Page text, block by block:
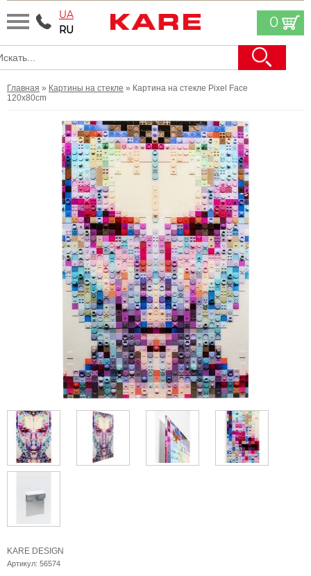
UA
RU
0
Главная » Картины на стекле » Картина на стекле Pixel Face
120x80cm
KARE DESIGN
Артикул: 56574